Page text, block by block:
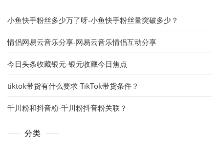
小鱼快手粉丝多少万了呀-小鱼快手粉丝量突破多少？
情侣网易云音乐分享-网易云音乐情侣互动分享
今日头条收藏银元-银元收藏今日焦点
tiktok带货有什么要求-TikTok带货条件？
千川粉和抖音粉-千川粉抖音粉关联？
分类